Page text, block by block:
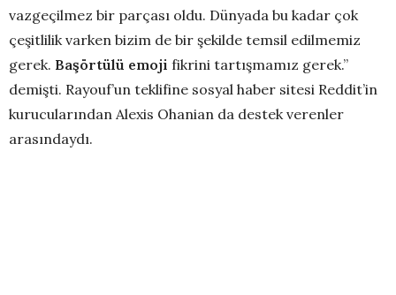
vazgeçilmez bir parçası oldu. Dünyada bu kadar çok
çeşitlilik varken bizim de bir şekilde temsil edilmemiz
gerek. Başörtülü emoji fikrini tartışmamız gerek.”
demişti. Rayouf’un teklifine sosyal haber sitesi Reddit’in
kurucularından Alexis Ohanian da destek verenler
arasındaydı.